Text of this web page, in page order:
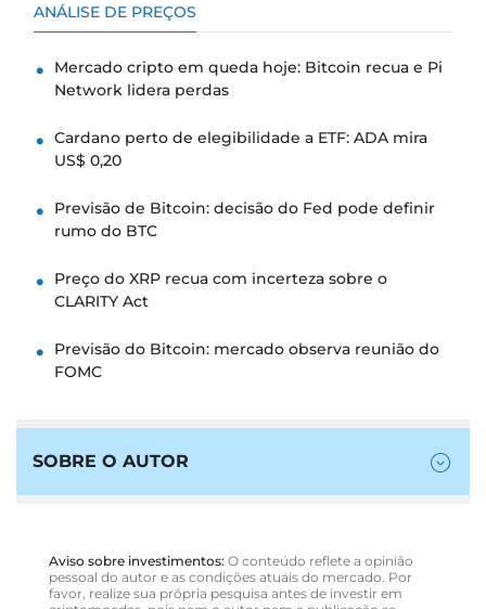
ANÁLISE DE PREÇOS
Mercado cripto em queda hoje: Bitcoin recua e Pi
Network lidera perdas
Cardano perto de elegibilidade a ETF: ADA mira
US$ 0,20
Previsão de Bitcoin: decisão do Fed pode definir
rumo do BTC
Preço do XRP recua com incerteza sobre o
CLARITY Act
Previsão do Bitcoin: mercado observa reunião do
FOMC
SOBRE O AUTOR
Aviso sobre investimentos: O conteúdo reflete a opinião
pessoal do autor e as condições atuais do mercado. Por
favor, realize sua própria pesquisa antes de investir em